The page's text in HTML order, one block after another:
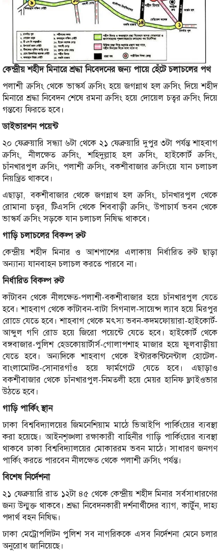
কেন্দ্রীয় শহীদ মিনারে শ্রদ্ধা নিবেদনের জন্য পায়ে হেঁটে চলাচলের পথ
পলাশী ক্রসিং থেকে ভাস্কর্য ক্রসিং হয়ে জগন্নাথ হল ক্রসিং দিয়ে শহীদ
মিনারে শ্রদ্ধা নিবেদন শেষে রমনা ক্রসিং হয়ে দোয়েল চত্বর ক্রসিং দিয়ে
গন্তব্যে ফিরতে হবে।
ডাইভারশন পয়েন্ট
২০ ফেব্রুয়ারি সন্ধ্যা ৬টা থেকে ২১ ফেব্রুয়ারি দুপুর ৩টা পর্যন্ত শাহবাগ
ক্রসিং, নীলক্ষেত ক্রসিং, শহিদুল্লাহ হল ক্রসিং, হাইকোর্ট ক্রসিং,
চাঁনখারপুল ক্রসিং, পলাশী ক্রসিং, বকশীবাজার ক্রসিংয়ে যান চলাচল
নিয়ন্ত্রিত থাকবে।
এছাড়া, বকশীবাজার থেকে জগন্নাথ হল ক্রসিং, চাঁনখারপুল থেকে
রোমানা চত্বর, টিএসসি থেকে শিববাড়ী ক্রসিং, উপাচার্য ভবন থেকে
ভাস্কর্য ক্রসিং সড়কে যান চলাচল নিষিদ্ধ থাকবে।
গাড়ি চলাচলের বিকল্প রুট
কেন্দ্রীয় শহীদ মিনার ও আশপাশের এলাকায় নির্ধারিত রুট ছাড়া
অন্যান্য যানবাহন চলাচল করতে পারবে না।
নির্ধারিত বিকল্প রুট
কাঁটাবন থেকে নীলক্ষেত-পলাশী-বকশীবাজার হয়ে চাঁনখারপুল যেতে
হবে। শাহবাগ থেকে কাঁটাবন-বাটা সিগনাল-সায়েন্স ল্যাব হয়ে মিরপুর
রোডে যেতে হবে। শাহবাগ থেকে মৎস্য ভবন-কদমফোয়ারা-হাইকোর্ট-
আব্দুল গণি রোড হয়ে জিরো পয়েন্টে যেতে হবে। হাইকোর্ট থেকে
বঙ্গবাজার-পুলিশ হেডকোয়ার্টার্স-গোলাপশাহ মাজার হয়ে ফুলবাড়ীয়া
যেতে হবে। অন্যদিকে শাহবাগ থেকে ইন্টারকন্টিনেন্টাল হোটেল-
বাংলামোটর-সোনারগাঁও হয়ে ফার্মগেটে যেতে হবে। এছাড়াও
বকশীবাজার থেকে চাঁনখারপুল-নিমতলী হয়ে মেয়র হানিফ ফ্লাইওভার
উঠতে হবে।
গাড়ি পার্কিং স্থান
ঢাকা বিশ্ববিদ্যালয়ের জিমনেশিয়াম মাঠে ভিআইপি পার্কিংয়ের ব্যবস্থা
করা হয়েছে। আইনশৃঙ্খলা রক্ষাকারী বাহিনীর গাড়ি পার্কিংয়ের ব্যবস্থা
থাকবে ঢাকা বিশ্ববিদ্যালয়ের মোকাররম ভবন মাঠে। সাধারণ জনগণ
পার্কিং করতে পারবেন নীলক্ষেত থেকে পলাশী ক্রসিং পর্যন্ত।
বিশেষ নির্দেশনা
২১ ফেব্রুয়ারি রাত ১২টা ৪৫ থেকে কেন্দ্রীয় শহীদ মিনার সর্বসাধারণের
জন্য উন্মুক্ত থাকবে। শ্রদ্ধা নিবেদনকারী দর্শনার্থীদের ব্যাগ, কার্টুন, দাহ্য
পদার্থ বহন নিষিদ্ধ।
ঢাকা মেট্রোপলিটন পুলিশ সব নাগরিককে এসব নির্দেশনা মেনে চলার
অনুরোধ জানিয়েছে।